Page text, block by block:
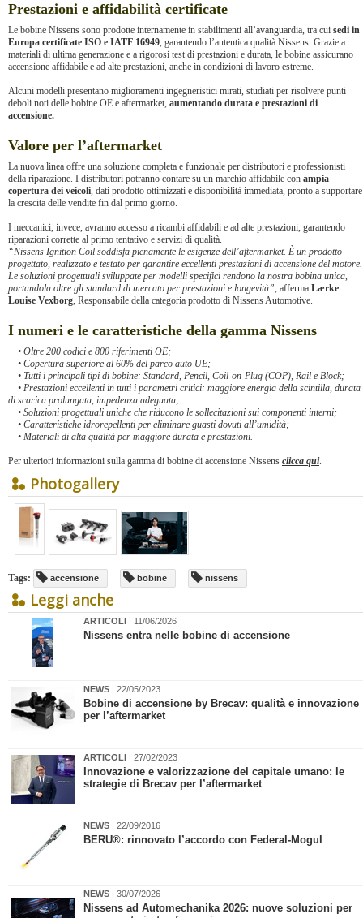
Prestazioni e affidabilità certificate
Le bobine Nissens sono prodotte internamente in stabilimenti all’avanguardia, tra cui sedi in
Europa certificate ISO e IATF 16949, garantendo l’autentica qualità Nissens. Grazie a
materiali di ultima generazione e a rigorosi test di prestazioni e durata, le bobine assicurano
accensione affidabile e ad alte prestazioni, anche in condizioni di lavoro estreme.
Alcuni modelli presentano miglioramenti ingegneristici mirati, studiati per risolvere punti
deboli noti delle bobine OE e aftermarket, aumentando durata e prestazioni di
accensione.
Valore per l’aftermarket
La nuova linea offre una soluzione completa e funzionale per distributori e professionisti
della riparazione. I distributori potranno contare su un marchio affidabile con ampia
copertura dei veicoli, dati prodotto ottimizzati e disponibilità immediata, pronto a supportare
la crescita delle vendite fin dal primo giorno.
I meccanici, invece, avranno accesso a ricambi affidabili e ad alte prestazioni, garantendo
riparazioni corrette al primo tentativo e servizi di qualità.
“Nissens Ignition Coil soddisfa pienamente le esigenze dell’aftermarket. È un prodotto
progettato, realizzato e testato per garantire eccellenti prestazioni di accensione del motore.
Le soluzioni progettuali sviluppate per modelli specifici rendono la nostra bobina unica,
portandola oltre gli standard di mercato per prestazioni e longevità”, afferma Lærke
Louise Vexborg, Responsabile della categoria prodotto di Nissens Automotive.
I numeri e le caratteristiche della gamma Nissens
• Oltre 200 codici e 800 riferimenti OE;
• Copertura superiore al 60% del parco auto UE;
• Tutti i principali tipi di bobine: Standard, Pencil, Coil-on-Plug (COP), Rail e Block;
• Prestazioni eccellenti in tutti i parametri critici: maggiore energia della scintilla, durata
di scarica prolungata, impedenza adeguata;
• Soluzioni progettuali uniche che riducono le sollecitazioni sui componenti interni;
• Caratteristiche idrorepellenti per eliminare guasti dovuti all’umidità;
• Materiali di alta qualità per maggiore durata e prestazioni.
Per ulteriori informazioni sulla gamma di bobine di accensione Nissens clicca qui.
Photogallery
Tags: accensione bobine nissens
Leggi anche
ARTICOLI | 11/06/2026
Nissens entra nelle bobine di accensione
NEWS | 22/05/2023
​Bobine di accensione by Brecav: qualità e innovazione
per l’aftermarket
ARTICOLI | 27/02/2023
​Innovazione e valorizzazione del capitale umano: le
strategie di Brecav per l’aftermarket
NEWS | 22/09/2016
BERU®: rinnovato l’accordo con Federal-Mogul
NEWS | 30/07/2026
Nissens ad Automechanika 2026: nuove soluzioni per